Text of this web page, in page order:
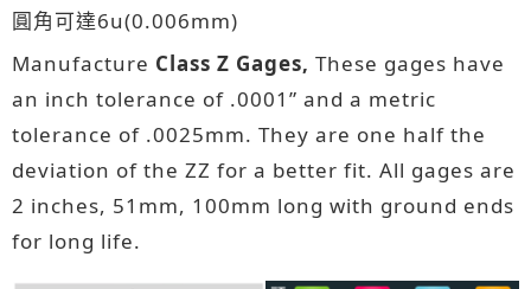
圓角可達6u(0.006mm)
Manufacture Class Z Gages, These gages have
an inch tolerance of .0001” and a metric
tolerance of .0025mm. They are one half the
deviation of the ZZ for a better fit. All gages are
2 inches, 51mm, 100mm long with ground ends
for long life.